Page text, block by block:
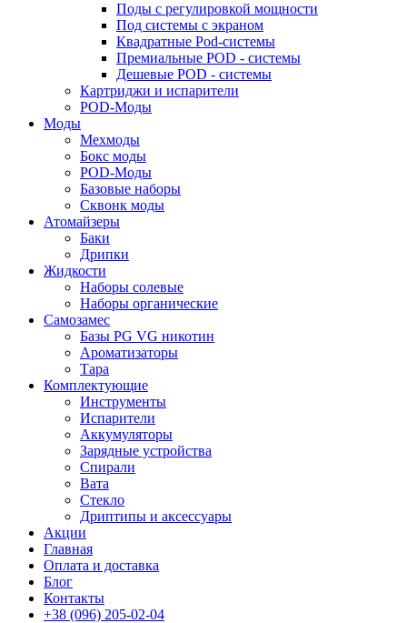
Поды с регулировкой мощности
Под системы с экраном
Квадратные Pod-системы
Премиальные POD - системы
Дешевые POD - системы
Картриджи и испарители
POD-Моды
Моды
Мехмоды
Бокс моды
POD-Моды
Базовые наборы
Сквонк моды
Атомайзеры
Баки
Дрипки
Жидкости
Наборы солевые
Наборы органические
Самозамес
Базы PG VG никотин
Ароматизаторы
Тара
Комплектующие
Инструменты
Испарители
Аккумуляторы
Зарядные устройства
Спирали
Вата
Стекло
Дриптипы и аксессуары
Акции
Главная
Оплата и доставка
Блог
Контакты
+38 (096) 205-02-04